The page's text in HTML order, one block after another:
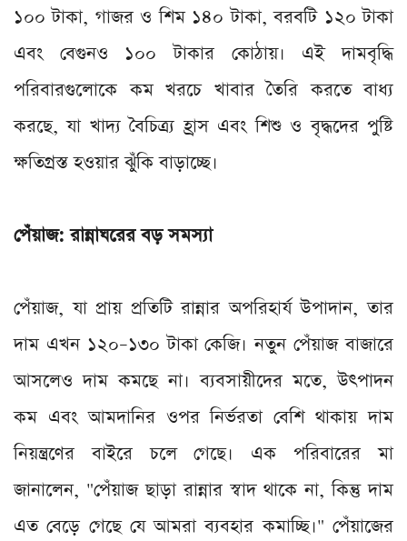
১০০ টাকা, গাজর ও শিম ১৪০ টাকা, বরবটি ১২০ টাকা
এবং বেগুনও ১০০ টাকার কোঠায়। এই দামবৃদ্ধি
পরিবারগুলোকে কম খরচে খাবার তৈরি করতে বাধ্য
করছে, যা খাদ্য বৈচিত্র্য হ্রাস এবং শিশু ও বৃদ্ধদের পুষ্টি
ক্ষতিগ্রস্ত হওয়ার ঝুঁকি বাড়াচ্ছে।
পেঁয়াজ: রান্নাঘরের বড় সমস্যা
পেঁয়াজ, যা প্রায় প্রতিটি রান্নার অপরিহার্য উপাদান, তার
দাম এখন ১২০–১৩০ টাকা কেজি। নতুন পেঁয়াজ বাজারে
আসলেও দাম কমছে না। ব্যবসায়ীদের মতে, উৎপাদন
কম এবং আমদানির ওপর নির্ভরতা বেশি থাকায় দাম
নিয়ন্ত্রণের বাইরে চলে গেছে। এক পরিবারের মা
জানালেন, "পেঁয়াজ ছাড়া রান্নার স্বাদ থাকে না, কিন্তু দাম
এত বেড়ে গেছে যে আমরা ব্যবহার কমাচ্ছি।" পেঁয়াজের